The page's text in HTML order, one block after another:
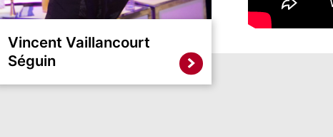
Vincent Vaillancourt
Séguin